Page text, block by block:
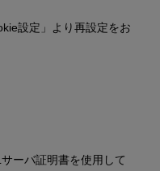
設定」より再設定をお
ーバ証明書を使用して